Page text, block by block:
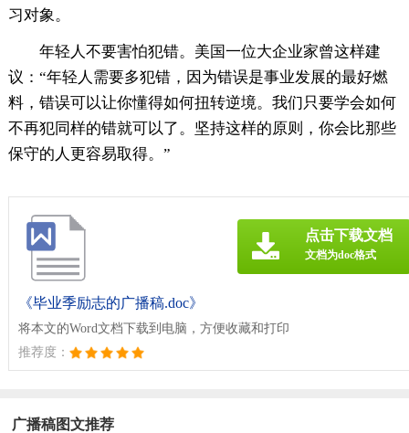
习对象。
年轻人不要害怕犯错。美国一位大企业家曾这样建
议：“年轻人需要多犯错，因为错误是事业发展的最好燃
料，错误可以让你懂得如何扭转逆境。我们只要学会如何
不再犯同样的错就可以了。坚持这样的原则，你会比那些
保守的人更容易取得。”
《毕业季励志的广播稿.doc》
将本文的Word文档下载到电脑，方便收藏和打印
推荐度：
点击下载文档
文档为doc格式
广播稿图文推荐